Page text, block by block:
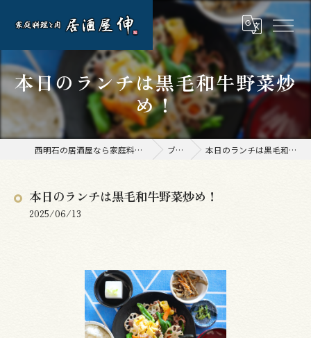
本日のランチは黒毛和牛野菜炒
め！
西明石の居酒屋なら家庭料理と肉 居酒屋 伸 ブログ 本日のランチは黒毛和牛野菜炒め！
本日のランチは黒毛和牛野菜炒め！
2025/06/13